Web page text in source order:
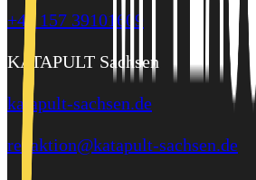
+49 157 39101609
KATAPULT Sachsen
katapult-sachsen.de
redaktion@katapult-sachsen.de